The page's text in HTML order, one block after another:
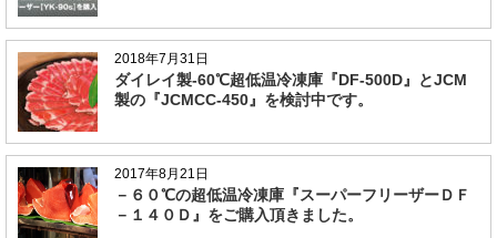
2018年7月31日
ダイレイ製-60℃超低温冷凍庫『DF-500D』とJCM
製の『JCMCC-450』を検討中です。
2017年8月21日
－６０℃の超低温冷凍庫『スーパーフリーザーＤＦ
－１４０Ｄ』をご購入頂きました。